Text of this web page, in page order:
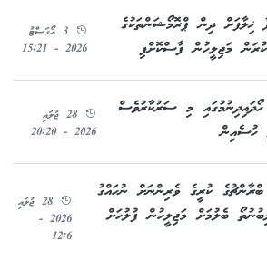
ޚިލާފަށް ދިން ޕްރޮމޯޝަންތަކުގެ
މަޖިލީހުން ފާސްކޮށްފި
3 އޯގަސްޓު
2026 - 15:21
މި ސަރުކާރުވެސް
ހުސެއިން
28 ޖުލައި
2026 - 20:20
ކުރީގެ ވެރިންނަށް ނުހައްގު
ބެލުމަށް މަޖިލީހުން ފުލުހަށް
28 ޖުލައި
2026 -
12:6